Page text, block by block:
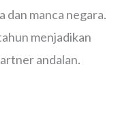
dan manca negara.
menjadikan
andalan.